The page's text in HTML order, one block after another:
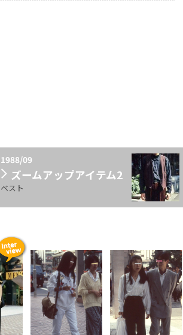
1988/09
ズームアップアイテム2
ベスト